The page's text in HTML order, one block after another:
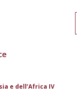
e dell’Africa IV